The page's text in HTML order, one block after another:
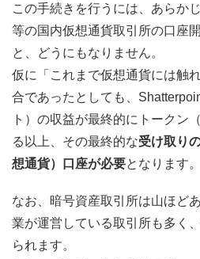
この手続きを行うには、あらかじ
等の国内仮想通貨取引所の口座
と、どうにもなりません。
仮に「これまで仮想通貨には触
合であったとしても、
ト）の収益が最終的にトークン
る以上、その最終的な受け取り
想通貨）口座が必要となります。
なお、暗号資産取引所は山ほど
業が運営している取引所も多く
られます。